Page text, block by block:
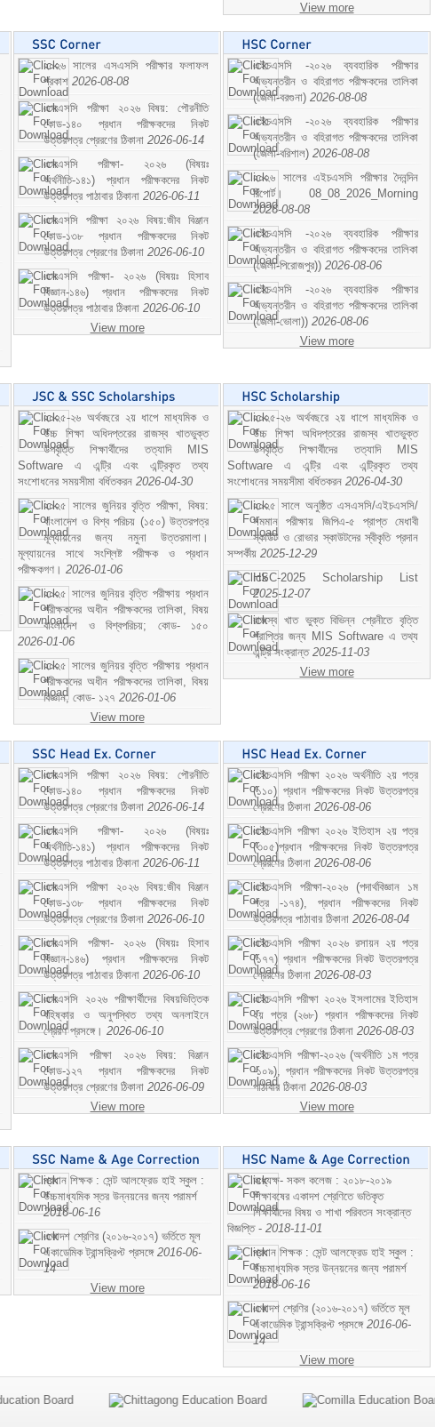
View more
২০২৬ সালের এসএসসি পরীক্ষার ফলাফল
প্রকাশ 2026-08-08
এসএসসি পরীক্ষা ২০২৬ বিষয়: পৌরনীতি
কোড-১৪০ প্রধান পরীক্ষকদের নিকট
উত্তরপত্র প্রেরণের ঠিকানা 2026-06-14
এসএসসি পরীক্ষা- ২০২৬ (বিষয়ঃ
অর্থনীতি-১৪১) প্রধান পরীক্ষকদের নিকট
উত্তরপত্র পাঠাবার ঠিকানা 2026-06-11
এসএসসি পরীক্ষা ২০২৬ বিষয়:জীব বিঞ্জান
কোড-১৩৮ প্রধান পরীক্ষকদের নিকট
উত্তরপত্র প্রেরণের ঠিকানা 2026-06-10
এসএসসি পরীক্ষা- ২০২৬ (বিষয়ঃ হিসাব
বিজ্ঞান-১৪৬) প্রধান পরীক্ষকদের নিকট
উত্তরপত্র পাঠাবার ঠিকানা 2026-06-10
View more
এইচএসসি -২০২৬ ব্যবহারিক পরীক্ষার
অভ্যন্তরীন ও বহিরাগত পরীক্ষকদের তালিকা
(জেলা-বরগুনা) 2026-08-08
এইচএসসি -২০২৬ ব্যবহারিক পরীক্ষার
অভ্যন্তরীন ও বহিরাগত পরীক্ষকদের তালিকা
(জেলা-বরিশাল) 2026-08-08
২০২৬ সালের এইচএসসি পরীক্ষার দৈনন্দিন
রিপোর্ট। 08_08_2026_Morning
2026-08-08
এইচএসসি -২০২৬ ব্যবহারিক পরীক্ষার
অভ্যন্তরীন ও বহিরাগত পরীক্ষকদের তালিকা
(জেলা-পিরোজপুর)) 2026-08-06
এইচএসসি -২০২৬ ব্যবহারিক পরীক্ষার
অভ্যন্তরীন ও বহিরাগত পরীক্ষকদের তালিকা
(জেলা-ভোলা)) 2026-08-06
View more
২০২৫-২৬ অর্থবছরে ২য় ধাপে মাধ্যমিক ও
উচ্চ শিক্ষা অধিদপ্তরের রাজস্ব খাতভুক্ত
উপবৃত্তি শিক্ষার্থীদের তত্যাদি MIS
Software এ এন্ট্রি এবং এন্ট্রিকৃত তথ্য
সংশোধনের সময়সীমা বর্ধিতকরন 2026-04-30
২০২৫ সালের জুনিয়র বৃত্তি পরীক্ষা, বিষয়:
বাংলাদেশ ও বিশ্ব পরিচয় (১৫০) উত্তরপত্র
মূল্যায়নের জন্য নমুনা উত্তরমালা।
মূল্যায়নের সাথে সংশ্লিষ্ট পরীক্ষক ও প্রধান
পরীক্ষকগণ। 2026-01-06
২০২৫ সালের জুনিয়র বৃত্তি পরীক্ষায় প্রধান
পরীক্ষকদের অধীন পরীক্ষকদের তালিকা, বিষয়
বাংলাদেশ ও বিশ্বপরিচয়; কোড- ১৫০
2026-01-06
২০২৫ সালের জুনিয়র বৃত্তি পরীক্ষায় প্রধান
পরীক্ষকদের অধীন পরীক্ষকদের তালিকা, বিষয়
বিজ্ঞান; কোড- ১২৭ 2026-01-06
View more
২০২৫-২৬ অর্থবছরে ২য় ধাপে মাধ্যমিক ও
উচ্চ শিক্ষা অধিদপ্তরের রাজস্ব খাতভুক্ত
উপবৃত্তি শিক্ষার্থীদের তত্যাদি MIS
Software এ এন্ট্রি এবং এন্ট্রিকৃত তথ্য
সংশোধনের সময়সীমা বর্ধিতকরন 2026-04-30
২০২৫ সালে অনুষ্ঠিত এসএসসি/এইচএসসি/
সমমান পরীক্ষায় জিপিএ-৫ প্রাপ্ত মেধাবী
স্কাউট ও রোভার স্কাউটদের স্বীকৃতি প্রদান
সম্পর্কীয় 2025-12-29
HSC-2025 Scholarship List
2025-12-07
রাজস্ব খাত ভুক্ত বিভিন্ন শ্রেনীতে বৃত্তি
প্রাপ্তির জন্য MIS Software এ তথ্য
এন্ট্রি সংক্রান্ত 2025-11-03
View more
এসএসসি পরীক্ষা ২০২৬ বিষয়: পৌরনীতি
কোড-১৪০ প্রধান পরীক্ষকদের নিকট
উত্তরপত্র প্রেরণের ঠিকানা 2026-06-14
এসএসসি পরীক্ষা- ২০২৬ (বিষয়ঃ
অর্থনীতি-১৪১) প্রধান পরীক্ষকদের নিকট
উত্তরপত্র পাঠাবার ঠিকানা 2026-06-11
এসএসসি পরীক্ষা ২০২৬ বিষয়:জীব বিঞ্জান
কোড-১৩৮ প্রধান পরীক্ষকদের নিকট
উত্তরপত্র প্রেরণের ঠিকানা 2026-06-10
এসএসসি পরীক্ষা- ২০২৬ (বিষয়ঃ হিসাব
বিজ্ঞান-১৪৬) প্রধান পরীক্ষকদের নিকট
উত্তরপত্র পাঠাবার ঠিকানা 2026-06-10
এসএসসি ২০২৬ পরীক্ষার্থীদের বিষয়ভিত্তিক
বহিষ্কার ও অনুপস্থিত তথ্য অনলাইনে
প্রেরণ প্রসঙ্গে। 2026-06-10
এসএসসি পরীক্ষা ২০২৬ বিষয়: বিঞ্জান
কোড-১২৭ প্রধান পরীক্ষকদের নিকট
উত্তরপত্র প্রেরণের ঠিকানা 2026-06-09
View more
এইচএসসি পরীক্ষা ২০২৬ অর্থনীতি ২য় পত্র
(১১০) প্রধান পরীক্ষকদের নিকট উত্তরপত্র
প্রেরণের ঠিকানা 2026-08-06
এইচএসসি পরীক্ষা ২০২৬ ইতিহাস ২য় পত্র
(৩০৫)প্রধান পরীক্ষকদের নিকট উত্তরপত্র
প্রেরণের ঠিকানা 2026-08-06
এইচএসসি পরীক্ষা-২০২৬ (পদার্থবিজ্ঞান ১ম
পত্র -১৭৪), প্রধান পরীক্ষকদের নিকট
উত্তরপত্র পাঠাবার ঠিকানা 2026-08-04
এইচএসসি পরীক্ষা ২০২৬ রসায়ন ২য় পত্র
(১৭৭) প্রধান পরীক্ষকদের নিকট উত্তরপত্র
প্রেরণের ঠিকানা 2026-08-03
এইচএসসি পরীক্ষা ২০২৬ ইসলামের ইতিহাস
২য় পত্র (২৬৮) প্রধান পরীক্ষকদের নিকট
উত্তরপত্র প্রেরণের ঠিকানা 2026-08-03
এইচএসসি পরীক্ষা-২০২৬ (অর্থনীতি ১ম পত্র
-১০৯), প্রধান পরীক্ষকদের নিকট উত্তরপত্র
পাঠাবার ঠিকানা 2026-08-03
View more
প্রধান শিক্ষক : সেন্ট আলফ্রেড হাই স্কুল :
উচ্চমাধ্যমিক স্তর উন্নয়নের জন্য পরামর্শ
2016-06-16
একাদশ শ্রেণির (২০১৬-২০১৭) ভর্তিতে মূল
একাডেমিক ট্রান্সক্রিপ্ট প্রসঙ্গে 2016-06-
14
View more
অধ্যক্ষ- সকল কলেজ : ২০১৮-২০১৯
শিক্ষাবষের একাদশ শ্রেণিতে ভতিকৃত
শিক্ষাথীদের বিষয় ও শাখা পরিবতন সংক্রান্ত
বিজ্ঞপ্তি - 2018-11-01
প্রধান শিক্ষক : সেন্ট আলফ্রেড হাই স্কুল :
উচ্চমাধ্যমিক স্তর উন্নয়নের জন্য পরামর্শ
2016-06-16
একাদশ শ্রেণির (২০১৬-২০১৭) ভর্তিতে মূল
একাডেমিক ট্রান্সক্রিপ্ট প্রসঙ্গে 2016-06-
14
View more